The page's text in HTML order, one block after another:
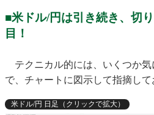
■米ドル/円は引き続き、切
目！
テクニカル的には、いくつか気
で、チャートに図示して指摘して
米ドル/円 日足（クリックで拡大）